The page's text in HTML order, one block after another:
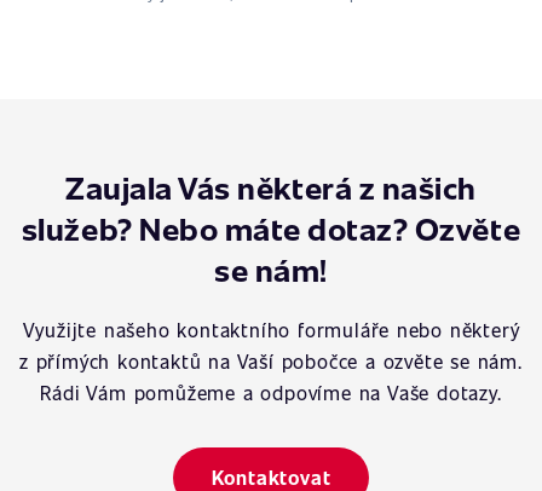
Zaujala Vás některá z našich
služeb? Nebo máte dotaz? Ozvěte
se nám!
Využijte našeho kontaktního formuláře nebo některý
z přímých kontaktů na Vaší pobočce a ozvěte se nám.
Rádi Vám pomůžeme a odpovíme na Vaše dotazy.
Kontaktovat